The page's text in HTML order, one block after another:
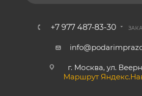
+7 977 487-83-30
г. Москва, ул.
Маршрут